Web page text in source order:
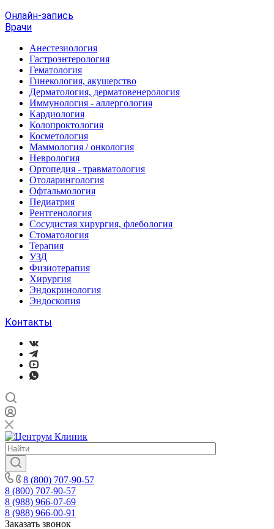
Онлайн-запись
Врачи
Анестезиология
Гастроэнтерология
Гематология
Гинекология, акушерство
Дерматология, дерматовенерология
Иммунология - аллергология
Кардиология
Колопроктология
Косметология
Маммология / онкология
Неврология
Ортопедия - травматология
Отоларингология
Офтальмология
Педиатрия
Рентгенология
Сосудистая хирургия, флебология
Стоматология
Терапия
УЗД
Физиотерапия
Хирургия
Эндокринология
Эндоскопия
Контакты
8 (800) 707-90-57
8 (800) 707-90-57
8 (988) 966-07-69
8 (988) 966-00-91
Заказать звонок